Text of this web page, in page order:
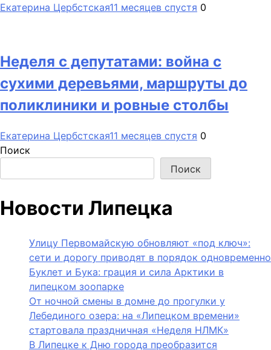
Екатерина Цербстская11 месяцев спустя 0
Неделя с депутатами: война с
сухими деревьями, маршруты до
поликлиники и ровные столбы
Екатерина Цербстская11 месяцев спустя 0
Поиск
Поиск
Новости Липецка
Улицу Первомайскую обновляют «под ключ»:
сети и дорогу приводят в порядок одновременно
Буклет и Бука: грация и сила Арктики в
липецком зоопарке
От ночной смены в домне до прогулки у
Лебединого озера: на «Липецком времени»
стартовала праздничная «Неделя НЛМК»
В Липецке к Дню города преобразится